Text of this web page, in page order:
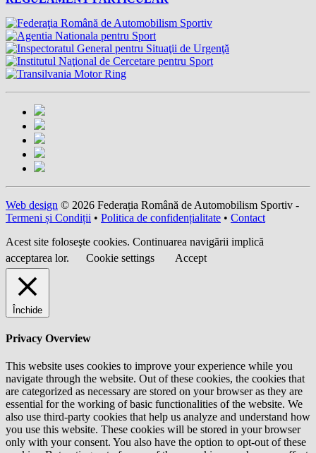
Web design © 2026 Federația Română de Automobilism Sportiv -
Termeni și Condiții • Politica de confidențialitate • Contact
Acest site foloseşte cookies. Continuarea navigării implică
acceptarea lor.
Cookie settings Accept
Închide
Privacy Overview
This website uses cookies to improve your experience while you
navigate through the website. Out of these cookies, the cookies that
are categorized as necessary are stored on your browser as they are
essential for the working of basic functionalities of the website. We
also use third-party cookies that help us analyze and understand how
you use this website. These cookies will be stored in your browser
only with your consent. You also have the option to opt-out of these